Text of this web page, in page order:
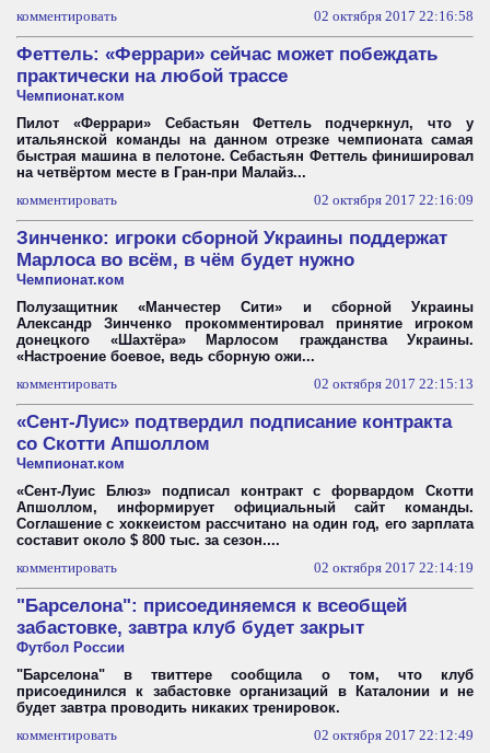
комментировать
02 октября 2017 22:16:58
Феттель: «Феррари» сейчас может побеждать
практически на любой трассе
Чемпионат.ком
Пилот «Феррари» Себастьян Феттель подчеркнул, что у
итальянской команды на данном отрезке чемпионата самая
быстрая машина в пелотоне. Себастьян Феттель финишировал
на четвёртом месте в Гран-при Малайз...
комментировать
02 октября 2017 22:16:09
Зинченко: игроки сборной Украины поддержат
Марлоса во всём, в чём будет нужно
Чемпионат.ком
Полузащитник «Манчестер Сити» и сборной Украины
Александр Зинченко прокомментировал принятие игроком
донецкого «Шахтёра» Марлосом гражданства Украины.
«Настроение боевое, ведь сборную ожи...
комментировать
02 октября 2017 22:15:13
«Сент-Луис» подтвердил подписание контракта
со Скотти Апшоллом
Чемпионат.ком
«Сент-Луис Блюз» подписал контракт с форвардом Скотти
Апшоллом, информирует официальный сайт команды.
Соглашение с хоккеистом рассчитано на один год, его зарплата
составит около $ 800 тыс. за сезон....
комментировать
02 октября 2017 22:14:19
"Барселона": присоединяемся к всеобщей
забастовке, завтра клуб будет закрыт
Футбол России
"Барселона" в твиттере сообщила о том, что клуб
присоединился к забастовке организаций в Каталонии и не
будет завтра проводить никаких тренировок.
комментировать
02 октября 2017 22:12:49